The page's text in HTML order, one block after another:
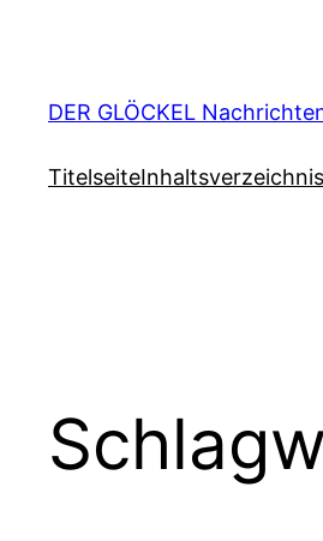
DER GLÖCKEL
TitelseiteInhaltsverzeichnis